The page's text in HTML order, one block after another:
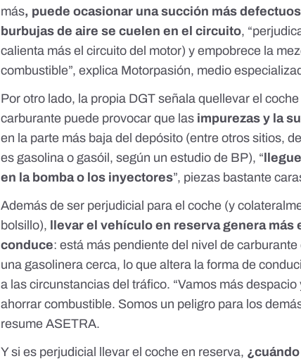
más, puede ocasionar una succión más
burbujas de aire se cuelen en el circuito,
calienta más el circuito del motor) y empobrece la
combustible”,explica Motorpasión, medio
Por otro lado, la propia DGT señala quellevar el
carburante puede provocar que las impurezas y la
en la parte más baja del depósito (entre otros sitios,
es gasolina o gasóil,según un estudio de BP), “
en la bomba o los inyectores”, piezas bastante
Además de ser perjudicial para el coche (y
bolsillo), llevar el vehículo en reserva genera más
conduce: está más pendiente del nivel de
una gasolinera cerca, lo que altera la forma de
a las circunstancias del tráfico. “Vamos más
ahorrar combustible. Somos un peligro para los
resume ASETRA.
Y si es perjudicial llevar el coche en reserva,